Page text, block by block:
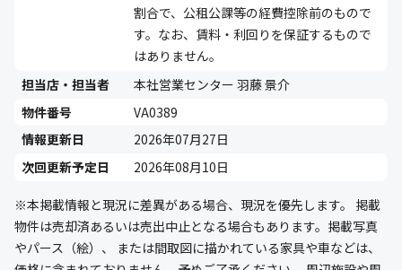
割合で、公租公課等の経費控除前のもので
す。なお、賃料・利回りを保証するもので
はありません。
担当店・担当者
本社営業センター 羽藤 景介
物件番号
VA0389
情報更新日
2026年07月27日
次回更新予定日
2026年08月10日
※本掲載情報と現況に差異がある場合、現況を優先します。 掲載
物件は売却済あるいは売出中止となる場合もあります。掲載写真
やパース（絵）、 または間取図に描かれている家具や車などは、